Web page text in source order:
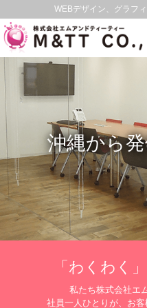
WEBデザイン、グラフ
沖縄から
「わくわく
私たち株式会社エ
社員一人ひとりが、お